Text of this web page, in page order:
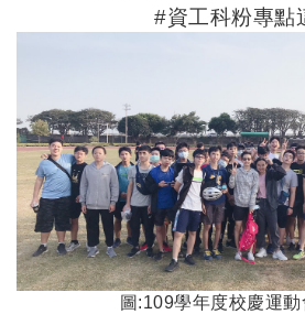
#資工科粉專點
圖:109學年度校慶運動